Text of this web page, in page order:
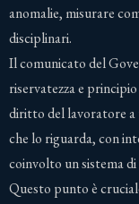
anomalie, misurare
disciplinari.
Il comunicato del
riservatezza e
diritto del lavoratore a
che lo riguarda, con
coinvolto un sistema
Questo punto è